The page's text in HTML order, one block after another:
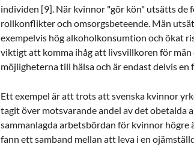
individen [9]. När kvinnor "gör kön" utsätts de
rollkonflikter och omsorgsbeteende. Män
exempelvis hög alkoholkonsumtion och ökat
viktigt att komma ihåg att livsvillkoren för
möjligheterna till hälsa och är endast delvis en
Ett exempel är att trots att svenska kvinnor
tagit över motsvarande andel av det obetalda
sammanlagda arbetsbördan för kvinnor
fann ett samband mellan att leva i en